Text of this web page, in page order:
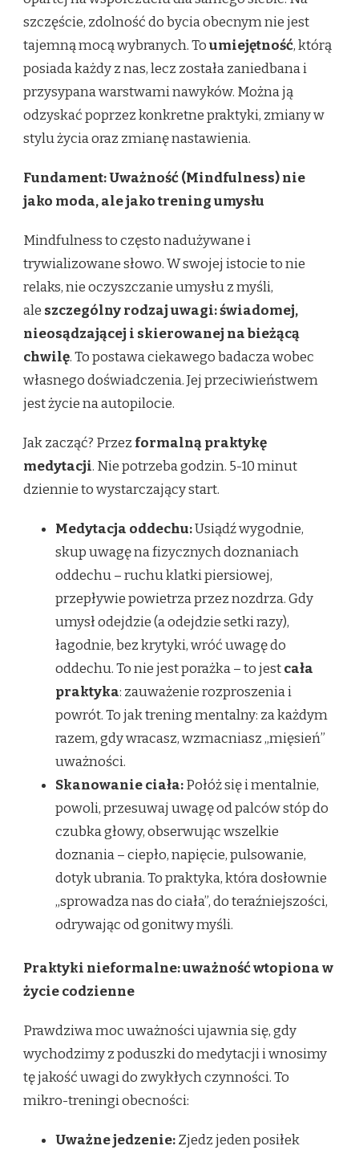
szczęście, zdolność do bycia obecnym nie jest
tajemną mocą wybranych. Toumiejętność, którą
posiada każdy z nas, lecz została zaniedbana i
przysypana warstwami nawyków. Można ją
odzyskać poprzez konkretne praktyki, zmiany w
stylu życia oraz zmianę nastawienia.
Fundament: Uważność (Mindfulness) nie
jako moda, ale jako trening umysłu
Mindfulness to często nadużywane i
trywializowane słowo. W swojej istocie to nie
relaks, nie oczyszczanie umysłu z myśli,
ale szczególny rodzaj uwagi: świadomej,
nieosądzającej i skierowanej na bieżącą
chwilę. To postawa ciekawego badacza wobec
własnego doświadczenia. Jej przeciwieństwem
jest życie na autopilocie.
Jak zacząć? Przez formalną praktykę
medytacji. Nie potrzeba godzin. 5-10 minut
dziennie to wystarczający start.
Medytacja oddechu:Usiądź wygodnie,
skup uwagę na fizycznych doznaniach
oddechu – ruchu klatki piersiowej,
przepływie powietrza przez nozdrza. Gdy
umysł odejdzie (a odejdzie setki razy),
łagodnie, bez krytyki, wróć uwagę do
oddechu. To nie jest porażka – to jestcała
praktyka: zauważenie rozproszenia i
powrót. To jak trening mentalny: za każdym
razem, gdy wracasz, wzmacniasz „mięsień”
uważności.
Skanowanie ciała:Połóż się i mentalnie,
powoli, przesuwaj uwagę od palców stóp do
czubka głowy, obserwując wszelkie
doznania – ciepło, napięcie, pulsowanie,
dotyk ubrania. To praktyka, która dosłownie
„sprowadza nas do ciała”, do teraźniejszości,
odrywając od gonitwy myśli.
Praktyki nieformalne: uważność wtopiona w
życie codzienne
Prawdziwa moc uważności ujawnia się, gdy
wychodzimy z poduszki do medytacji i wnosimy
tę jakość uwagi do zwykłych czynności. To
mikro-treningi obecności:
Uważne jedzenie:Zjedz jeden posiłek